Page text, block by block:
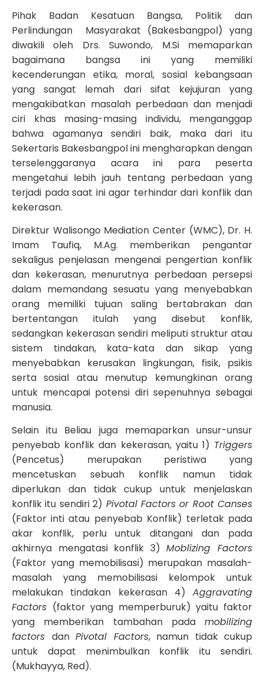
Pihak Badan Kesatuan Bangsa, Politik dan
Perlindungan Masyarakat (Bakesbangpol) yang
diwakili oleh Drs. Suwondo, M.Si memaparkan
bagaimana bangsa ini yang memiliki
kecenderungan etika, moral, sosial kebangsaan
yang sangat lemah dari sifat kejujuran yang
mengakibatkan masalah perbedaan dan menjadi
ciri khas masing-masing individu, menganggap
bahwa agamanya sendiri baik, maka dari itu
Sekertaris Bakesbangpol ini mengharapkan dengan
terselenggaranya acara ini para peserta
mengetahui lebih jauh tentang perbedaan yang
terjadi pada saat ini agar terhindar dari konflik dan
kekerasan.
Direktur Walisongo Mediation Center (WMC), Dr. H.
Imam Taufiq, M.Ag. memberikan pengantar
sekaligus penjelasan mengenai pengertian konflik
dan kekerasan, menurutnya perbedaan persepsi
dalam memandang sesuatu yang menyebabkan
orang memiliki tujuan saling bertabrakan dan
bertentangan itulah yang disebut konflik,
sedangkan kekerasan sendiri meliputi struktur atau
sistem tindakan, kata-kata dan sikap yang
menyebabkan kerusakan lingkungan, fisik, psikis
serta sosial atau menutup kemungkinan orang
untuk mencapai potensi diri sepenuhnya sebagai
manusia.
Selain itu Beliau juga memaparkan unsur-unsur
penyebab konflik dan kekerasan, yaitu 1) Triggers
(Pencetus) merupakan peristiwa yang
mencetuskan sebuah konflik namun tidak
diperlukan dan tidak cukup untuk menjelaskan
konflik itu sendiri 2) Pivotal Factors or Root Canses
(Faktor inti atau penyebab Konflik) terletak pada
akar konflik, perlu untuk ditangani dan pada
akhirnya mengatasi konflik 3)Moblizing Factors
(Faktor yang memobilisasi) merupakan masalah-
masalah yang memobilisasi kelompok untuk
melakukan tindakan kekerasan 4) Aggravating
Factors (faktor yang memperburuk) yaitu faktor
yang memberikan tambahan pada mobilizing
factors dan Pivotal Factors, namun tidak cukup
untuk dapat menimbulkan konflik itu sendiri.
(Mukhayya, Red).